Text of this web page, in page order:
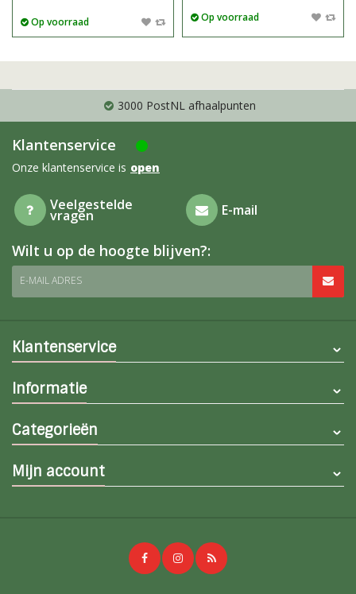
Op voorraad Op voorraad
3000 PostNL afhaalpunten
Klantenservice
Onze klantenservice is open
Veelgestelde
vragen E-mail
Wilt u op de hoogte blijven?:
E-MAIL ADRES
Klantenservice
Informatie
Categorieën
Mijn account